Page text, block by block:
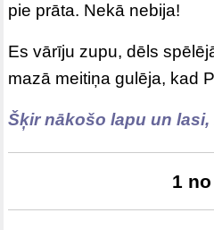
pie prāta. Nekā nebija!
Es vārīju zupu, dēls
mazā meitiņa gulēja, kad
Šķir nākošo lapu un
1